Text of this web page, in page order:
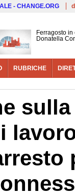
- CHANGE.ORG
Ferragosto
Donatella
RUBRICHE